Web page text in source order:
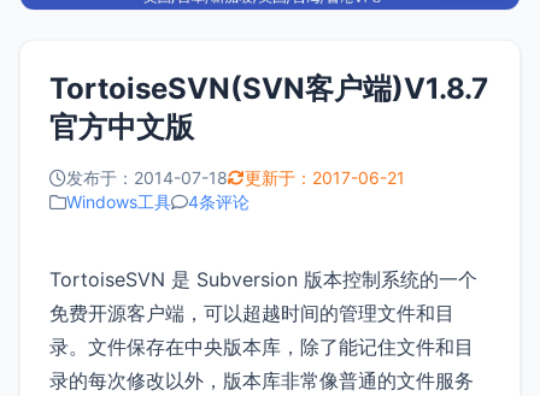
TortoiseSVN(SVN客户端)V1.8.7
官方中文版
发布于：2014-07-18
更新于：2017-06-21
Windows工具
4条评论
TortoiseSVN 是 Subversion 版本控制系统的一个
免费开源客户端，可以超越时间的管理文件和目
录。文件保存在中央版本库，除了能记住文件和目
录的每次修改以外，版本库非常像普通的文件服务